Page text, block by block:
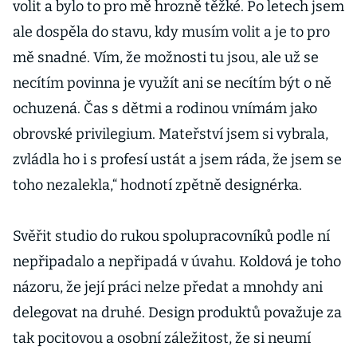
volit a bylo to pro mě hrozně těžké. Po letech jsem
ale dospěla do stavu, kdy musím volit a je to pro
mě snadné. Vím, že možnosti tu jsou, ale už se
necítím povinna je využít ani se necítím být o ně
ochuzená. Čas s dětmi a rodinou vnímám jako
obrovské privilegium. Mateřství jsem si vybrala,
zvládla ho i s profesí ustát a jsem ráda, že jsem se
toho nezalekla,“ hodnotí zpětně designérka.
Svěřit studio do rukou spolupracovníků podle ní
nepřipadalo a nepřipadá v úvahu. Koldová je toho
názoru, že její práci nelze předat a mnohdy ani
delegovat na druhé. Design produktů považuje za
tak pocitovou a osobní záležitost, že si neumí